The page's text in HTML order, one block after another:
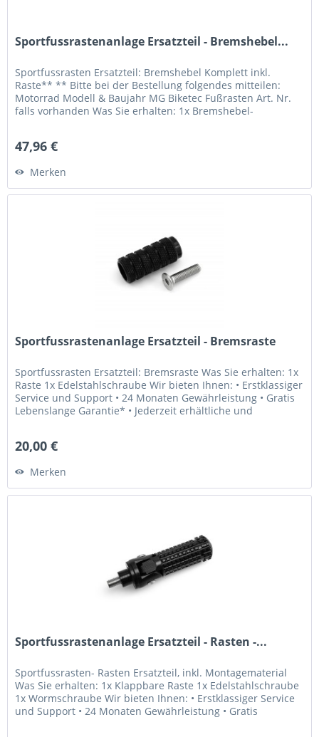
Sportfussrastenanlage Ersatzteil - Bremshebel...
Sportfussrasten Ersatzteil: Bremshebel Komplett inkl.
Raste** ** Bitte bei der Bestellung folgendes mitteilen:
Motorrad Modell & Baujahr MG Biketec Fußrasten Art. Nr.
falls vorhanden Was Sie erhalten: 1x Bremshebel-
47,96 €
Merken
Sportfussrastenanlage Ersatzteil - Bremsraste
Sportfussrasten Ersatzteil: Bremsraste Was Sie erhalten: 1x
Raste 1x Edelstahlschraube Wir bieten Ihnen: • Erstklassiger
Service und Support • 24 Monaten Gewährleistung • Gratis
Lebenslange Garantie* • Jederzeit erhältliche und
20,00 €
Merken
Sportfussrastenanlage Ersatzteil - Rasten -...
Sportfussrasten- Rasten Ersatzteil, inkl. Montagematerial
Was Sie erhalten: 1x Klappbare Raste 1x Edelstahlschraube
1x Wormschraube Wir bieten Ihnen: • Erstklassiger Service
und Support • 24 Monaten Gewährleistung • Gratis